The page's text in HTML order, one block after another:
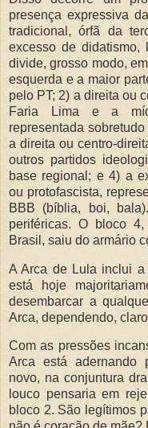
presença expressiva
tradicional, órfã da
excesso de
divide, grosso modo,
esquerda e a maior
pelo PT; 2) a direita ou
Faria Lima e a
representada
a direita ou centro-
outros partidos
base regional; e 4) a
ou protofascista,
BBB (bíblia, boi,
periféricas. O bloco
Brasil, saiu do armário
A Arca de Lula inclui
está hoje
desembarcar a
Arca, dependendo,
Com as pressões
Arca está adernando
novo, na conjuntura
louco pensaria em
bloco 2. São legítimos